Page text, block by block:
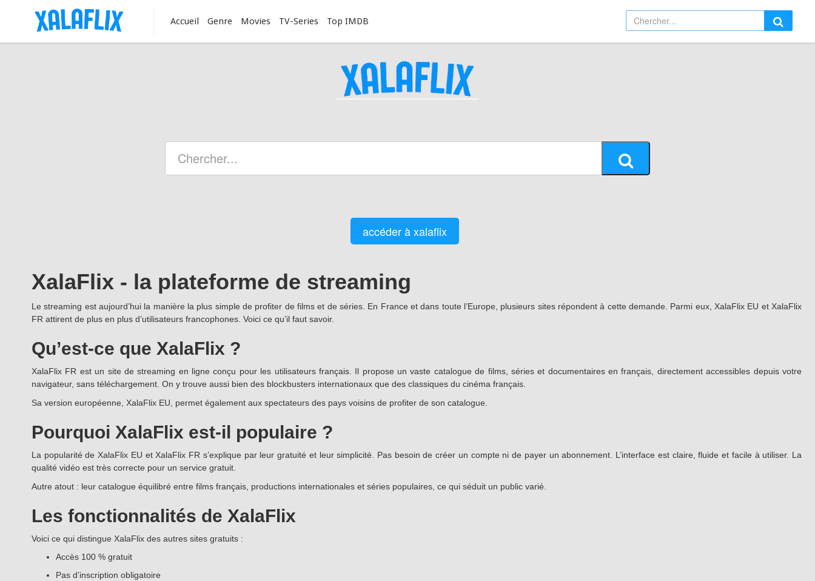
Accueil Genre Movies TV-Series Top IMDB
accéder à xalaflix
XalaFlix - la plateforme de streaming
Le streaming est aujourd’hui la manière la plus simple de profiter de films et de séries. En France et dans toute l’Europe, plusieurs sites répondent à cette demande. Parmi eux, XalaFlix EU et XalaFlix
FR attirent de plus en plus d’utilisateurs francophones. Voici ce qu’il faut savoir.
Qu’est-ce que XalaFlix ?
XalaFlix FR est un site de streaming en ligne conçu pour les utilisateurs français. Il propose un vaste catalogue de films, séries et documentaires en français, directement accessibles depuis votre
navigateur, sans téléchargement. On y trouve aussi bien des blockbusters internationaux que des classiques du cinéma français.
Sa version européenne, XalaFlix EU, permet également aux spectateurs des pays voisins de profiter de son catalogue.
Pourquoi XalaFlix est-il populaire ?
La popularité de XalaFlix EU et XalaFlix FR s’explique par leur gratuité et leur simplicité. Pas besoin de créer un compte ni de payer un abonnement. L’interface est claire, fluide et facile à utiliser. La
qualité vidéo est très correcte pour un service gratuit.
Autre atout : leur catalogue équilibré entre films français, productions internationales et séries populaires, ce qui séduit un public varié.
Les fonctionnalités de XalaFlix
Voici ce qui distingue XalaFlix des autres sites gratuits :
Accès 100 % gratuit
Pas d’inscription obligatoire